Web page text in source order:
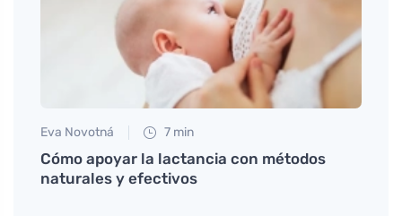
Eva Novotná 7 min
Cómo apoyar la lactancia con métodos
naturales y efectivos